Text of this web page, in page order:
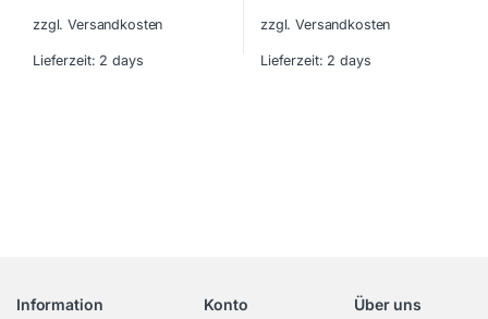
zzgl. Versandkosten
Lieferzeit: 2 days
zzgl. Versandkosten
Lieferzeit: 2 days
Information Konto Über uns